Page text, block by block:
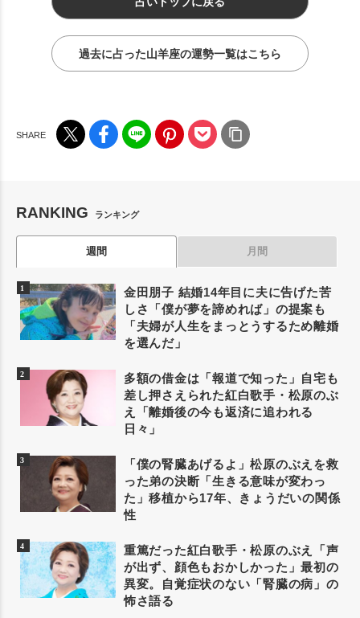
過去に占った山羊座の運勢一覧はこちら
RANKING ランキング
週間 月間
金田朋子 結婚14年目に夫に告げた苦
しさ「僕が夢を諦めれば」の提案も
「夫婦が人生をまっとうするため離婚
を選んだ」
多額の借金は「報道で知った」自宅も
差し押さえられた紅白歌手・松原のぶ
え「離婚後の今も返済に追われる
日々」
「僕の腎臓あげるよ」松原のぶえを救
った弟の決断「生きる意味が変わっ
た」移植から17年、きょうだいの関係
性
重篤だった紅白歌手・松原のぶえ「声
が出ず、顔色もおかしかった」最初の
異変。自覚症状のない「腎臓の病」の
怖さ語る